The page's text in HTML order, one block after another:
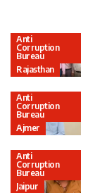
Anti
Corruption
Bureau
Rajasthan
Anti
Corruption
Bureau
Ajmer
Anti
Corruption
Bureau
Jaipur